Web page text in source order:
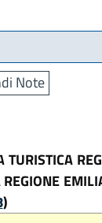
Note
)